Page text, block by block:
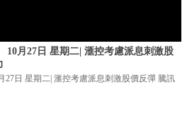
10月27日 星期二| 滙控考慮派息刺激股
27日 星期二| 滙控考慮派息刺激股價反彈 騰訊